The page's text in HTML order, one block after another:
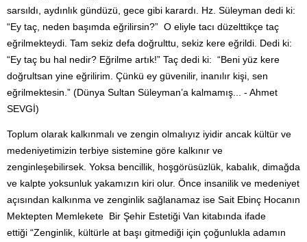
sarsıldı, aydınlık gündüzü, gece gibi karardı. Hz. Süleyman dedi ki:
“Ey taç, neden başımda eğrilirsin?” O eliyle tacı düzelttikçe taç
eğrilmekteydi. Tam sekiz defa doğrulttu, sekiz kere eğrildi. Dedi ki:
“Ey taç bu hal nedir? Eğrilme artık!” Taç dedi ki: “Beni yüz kere
doğrultsan yine eğrilirim. Çünkü ey güvenilir, inanılır kişi, sen
eğrilmektesin.” (Dünya Sultan Süleyman’a kalmamış... - Ahmet
SEVGİ)
Toplum olarak kalkınmalı ve zengin olmalıyız iyidir ancak kültür ve
medeniyetimizin terbiye sistemine göre kalkınır ve
zenginleşebilirsek. Yoksa bencillik, hoşgörüsüzlük, kabalık, dimağda
ve kalpte yoksunluk yakamızın kiri olur. Önce insanilik ve medeniyet
açısından kalkınma ve zenginlik sağlanamaz ise Sait Ebinç Hocanın
Mektepten Memlekete Bir Şehir Estetiği Van kitabında ifade
ettiği “Zenginlik, kültürle at başı gitmediği için çoğunlukla adamın